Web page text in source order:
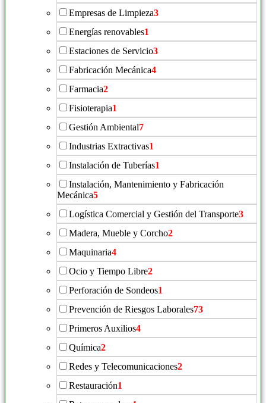
Empresas de Limpieza3
Energías renovables1
Estaciones de Servicio3
Fabricación Mecánica4
Farmacia2
Fisioterapia1
Gestión Ambiental7
Industrias Extractivas1
Instalación de Tuberías1
Instalación, Mantenimiento y Fabricación
Mecánica5
Logística Comercial y Gestión del Transporte3
Madera, Mueble y Corcho2
Maquinaria4
Ocio y Tiempo Libre2
Perforación de Sondeos1
Prevención de Riesgos Laborales73
Primeros Auxilios4
Química2
Redes y Telecomunicaciones2
Restauración1